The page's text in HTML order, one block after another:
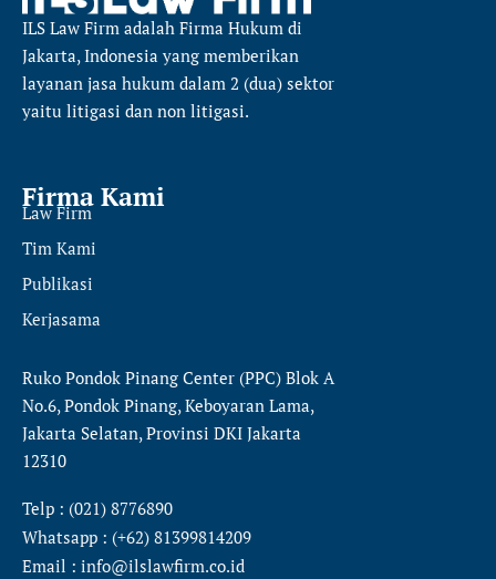
ILS Law Firm adalah Firma Hukum di
Jakarta, Indonesia yang memberikan
layanan jasa hukum dalam 2 (dua) sektor
yaitu litigasi dan non litigasi.
Firma Kami
Law Firm
Tim Kami
Publikasi
Kerjasama
Ruko Pondok Pinang Center (PPC) Blok A
No.6, Pondok Pinang, Keboyaran Lama,
Jakarta Selatan, Provinsi DKI Jakarta
12310
Telp : (021) 8776890
Whatsapp : (+62) 81399814209
Email : info@ilslawfirm.co.id